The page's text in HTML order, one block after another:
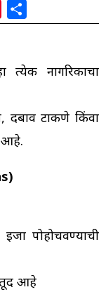
Pinterest
नागरिकाचा
टाकणे किंवा
आहे.
पोहोचवण्याची
आहे